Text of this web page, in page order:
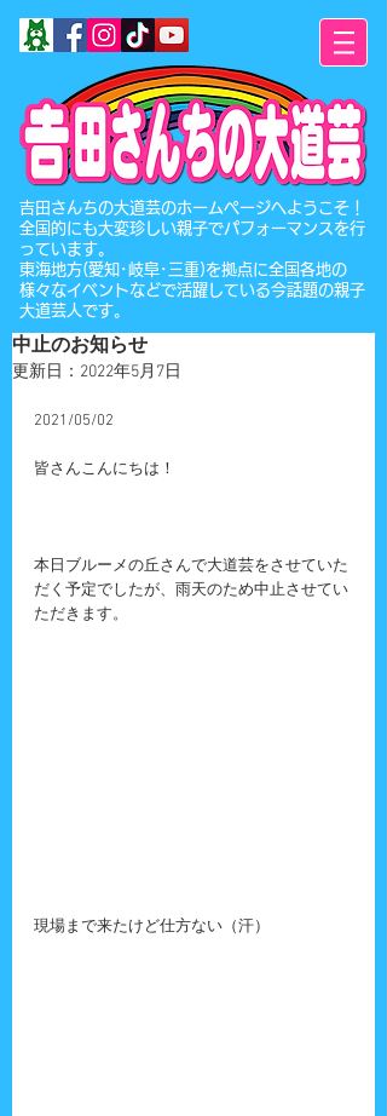
​吉田さんちの大道芸のホームページへようこそ！
全国的にも大変珍しい親子でパフォーマンスを行
っています。
東海地方(愛知･岐阜･三重)を拠点に全国各地の
様々なイベントなどで活躍している今話題の親子
大道芸人です。
中止のお知らせ
更新日： 2022年5月7日
2021/05/02
皆さんこんにちは！
本日ブルーメの丘さんで大道芸をさせていた
だく予定でしたが、雨天のため中止させてい
ただきます。
現場まで来たけど仕方ない（汗）